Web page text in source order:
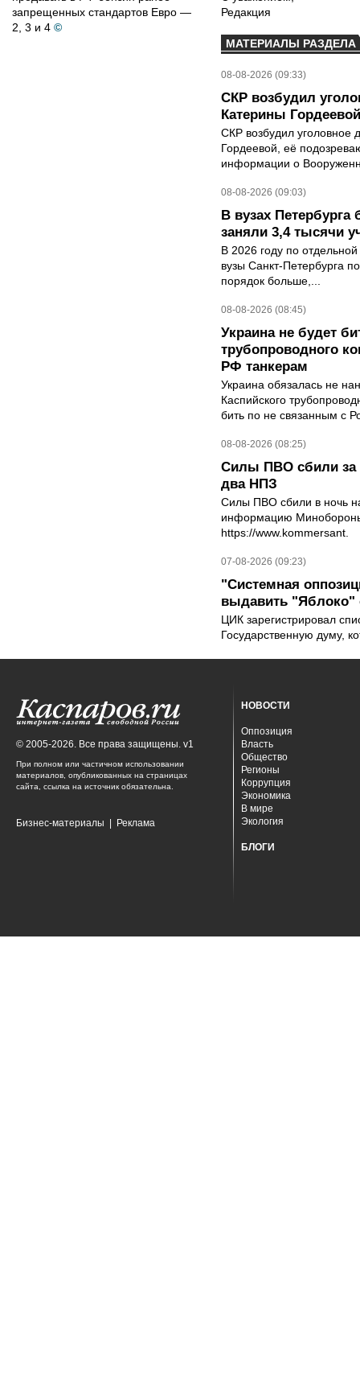
запрещенных стандартов Евро —
2, 3 и 4 ©
Редакция
МАТЕРИАЛЫ РАЗДЕЛА
08-08-2026 (09:33)
СКР возбудил
Катерины Гордеевой
СКР возбудил уголовное
Гордеевой, её
информации о
08-08-2026 (09:03)
В вузах
заняли 3,4 тысячи
В 2026 году по
вузы Санкт-Петербурга
порядок больше,...
08-08-2026 (08:45)
Украина не будет
трубопроводного
РФ танкерам
Украина обязалась не
Каспийского
бить по не связанным с
08-08-2026 (08:25)
Силы ПВО сбили за
два НПЗ
Силы ПВО сбили в ночь на
информацию
https://www.kommersant.
07-08-2026 (09:23)
"Системная
выдавить "Яблоко"
ЦИК зарегистрировал
Государственную думу,
© 2005-2026. Все права защищены. v1
При полном или частичном использовании
материалов, опубликованных на страницах
сайта, ссылка на источник обязательна.
Бизнес-материалы Реклама
НОВОСТИ
Оппозиция
Власть
Общество
Регионы
Коррупция
Экономика
В мире
Экология
БЛОГИ